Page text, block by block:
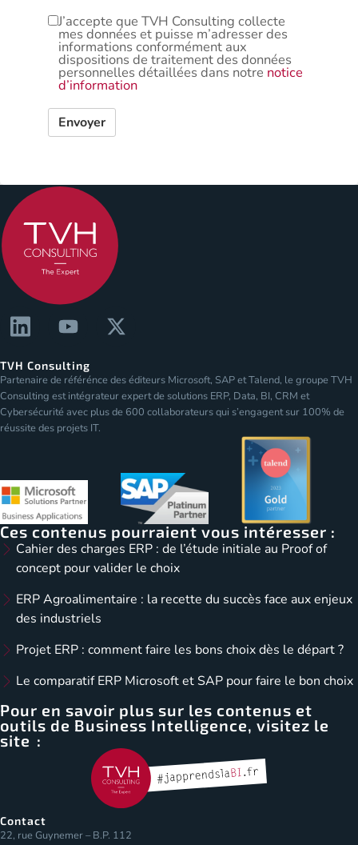
J’accepte que TVH Consulting collecte
mes données et puisse m’adresser des
informations conformément aux
dispositions de traitement des données
personnelles détaillées dans notre notice
d’information
Envoyer
TVH Consulting
Partenaire de référénce des éditeurs Microsoft, SAP et Talend, le groupe TVH
Consulting est intégrateur expert de solutions ERP, Data, BI, CRM et
Cybersécurité avec plus de 600 collaborateurs qui s’engagent sur 100% de
réussite des projets IT.
Ces contenus pourraient vous intéresser :
Cahier des charges ERP : de l’étude initiale au Proof of
concept pour valider le choix
ERP Agroalimentaire : la recette du succès face aux enjeux
des industriels
Projet ERP : comment faire les bons choix dès le départ ?
Le comparatif ERP Microsoft et SAP pour faire le bon choix
Pour en savoir plus sur les contenus et
outils de Business Intelligence, visitez le
site :
Contact
22, rue Guynemer – B.P. 112